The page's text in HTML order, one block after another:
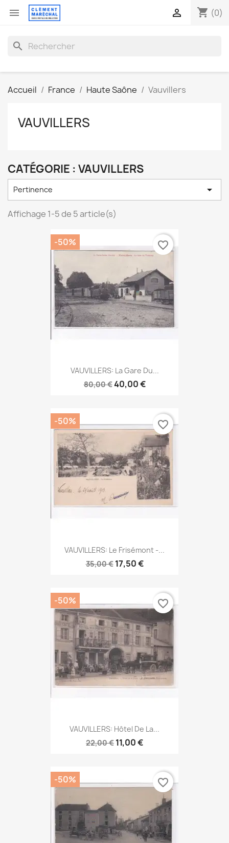
 shopping_cart (0)

search
Accueil France Haute Saône Vauvillers
VAUVILLERS
CATÉGORIE : VAUVILLERS
Pertinence 
Affichage 1-5 de 5 article(s)
VAUVILLERS: La Gare Du...
80,00 €40,00 €
-50% favorite_border
VAUVILLERS: Le Frisémont -...
35,00 € 17,50 €
-50% favorite_border
VAUVILLERS: Hôtel De La...
22,00 € 11,00 €
-50% favorite_border
-50% favorite_border